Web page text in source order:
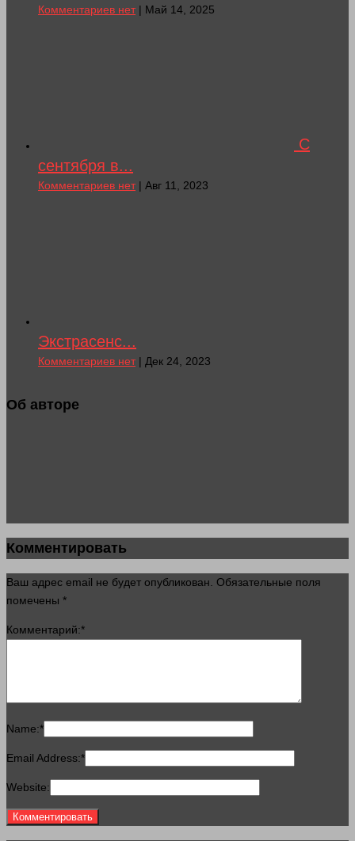
Комментариев нет| Май 14, 2025
С
сентября в...
Комментариев нет| Авг 11, 2023
Экстрасенс...
Комментариев нет| Дек 24, 2023
Об авторе
Комментировать
Ваш адрес email не будет опубликован. Обязательные поля
помечены *
Комментарий:*
Name:*
Email Address:*
Website: